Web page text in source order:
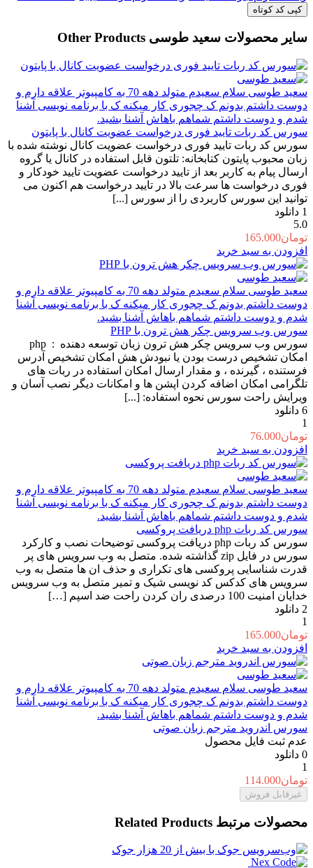
کپی کد کوتاه
سایر محصولات سعید طوسی Other Products
سعید طوسی
سلام سعیدم متولد دهه 70 به کامپیوتر علاقه دارم و
دوست داشتم بدونم ک چجوری کار میکنه ک با برنامه نویسی آشنا
شدم و دوست داشتم شماهم باهاش آشنا بشید.
سورس کد ربات تایید فوری درخواست عضویت کانال با پایتون
سورس کد ربات تایید فوری درخواست عضویت کانال نوشته شده با
زبان محبوب پایتون کتابخانه: تلتون قابل استفاده در کانال یا گروه
ارسال پیام به کاربر بعد از تایید درخواست عضویت تایید خودکار و
فوری درخواست ها سرعت بالا در تایید درخواست هم اکنون می
توانید این سورس کاربردی را از سورس [...]
1 دانلود
5.0
تومان165.000
افزودن به سبد خرید
سعید طوسی
سلام سعیدم متولد دهه 70 به کامپیوتر علاقه دارم و
دوست داشتم بدونم ک چجوری کار میکنه ک با برنامه نویسی آشنا
شدم و دوست داشتم شماهم باهاش آشنا بشید.
سورس وب سرویس چکر هش ترون با PHP
سورس وب سرویس چکر هش ترون زبان توسعه دهنده : php
امکان تشخیص درست بودن یا نبودش هش امکان تشخیص آدرس
فرستنده ، گیرنده ، و مقدار ارسال امکان استفاده در ربات های
تلگرامی امکان اضافه کردن اپشن ها و امکانات دیگر نصب آسان و
ویرایش راحت سورس نحوه استفاده: [...]
6 دانلود
1
تومان76.000
افزودن به سبد خرید
سعید طوسی
سلام سعیدم متولد دهه 70 به کامپیوتر علاقه دارم و
دوست داشتم بدونم ک چجوری کار میکنه ک با برنامه نویسی آشنا
شدم و دوست داشتم شماهم باهاش آشنا بشید.
سورس کد ربات php دریافت پروکسی
سورس کد ربات php دریافت پروکسی توضیحات نصب و کارکرد
سورس در فایل zip گذاشته شده. متصل به وب سرویس های پر
قدرت شناسایی پروکسی های تکراری و حذف ان ها متصل به وب
سرویس های کدکس کد نویسی شیک و تمیر متصل به وب سرویس
خدایان امنیت 100 درصدی ران کردن راحت ضد اسپم […]
2 دانلود
1
تومان165.000
افزودن به سبد خرید
سعید طوسی
سلام سعیدم متولد دهه 70 به کامپیوتر علاقه دارم و
دوست داشتم بدونم ک چجوری کار میکنه ک با برنامه نویسی آشنا
شدم و دوست داشتم شماهم باهاش آشنا بشید.
سورس اندروید مترجم زبان صوتی
عدم ثبت فایل محصول
0 دانلود
1
تومان114.000
غیرقابل فروش
محصولات مرتبط Related Products